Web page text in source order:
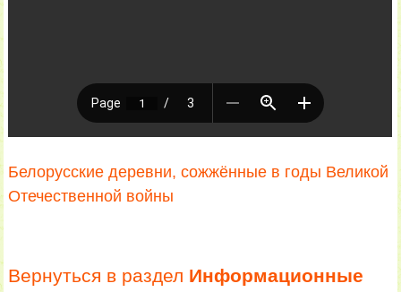
Белорусские деревни, сожжённые в годы Великой
Отечественной войны
Вернуться в раздел Информационные